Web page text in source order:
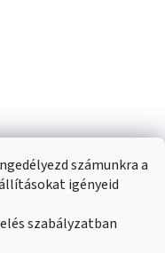
számunkra a
igényeid
szabályzatban